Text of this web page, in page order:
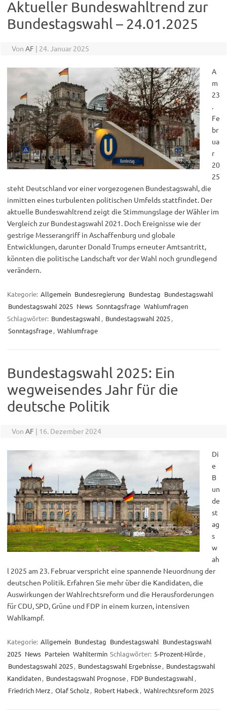
Aktueller Bundeswahltrend zur
Bundestagswahl – 24.01.2025
Von AF | 24. Januar 2025
A
m
23
.
Fe
br
ua
r
20
25
steht Deutschland vor einer vorgezogenen Bundestagswahl, die
inmitten eines turbulenten politischen Umfelds stattfindet. Der
aktuelle Bundeswahltrend zeigt die Stimmungslage der Wähler im
Vergleich zur Bundestagswahl 2021. Doch Ereignisse wie der
gestrige Messerangriff in Aschaffenburg und globale
Entwicklungen, darunter Donald Trumps erneuter Amtsantritt,
könnten die politische Landschaft vor der Wahl noch grundlegend
verändern.
Kategorie: Allgemein Bundesregierung Bundestag Bundestagswahl
Bundestagswahl 2025 News Sonntagsfrage Wahlumfragen
Schlagwörter: Bundestagswahl , Bundestagswahl 2025,
Sonntagsfrage, Wahlumfrage
Bundestagswahl 2025: Ein
wegweisendes Jahr für die
deutsche Politik
Von AF | 16. Dezember 2024
Di
e
B
un
de
st
ag
s
w
ah
l 2025 am 23. Februar verspricht eine spannende Neuordnung der
deutschen Politik. Erfahren Sie mehr über die Kandidaten, die
Auswirkungen der Wahlrechtsreform und die Herausforderungen
für CDU, SPD, Grüne und FDP in einem kurzen, intensiven
Wahlkampf.
Kategorie: Allgemein Bundestag Bundestagswahl Bundestagswahl
2025 News Parteien Wahltermin Schlagwörter: 5-Prozent-Hürde,
Bundestagswahl 2025, Bundestagswahl Ergebnisse, Bundestagswahl
Kandidaten, Bundestagswahl Prognose, FDP Bundestagswahl ,
Friedrich Merz, Olaf Scholz, Robert Habeck , Wahlrechtsreform 2025